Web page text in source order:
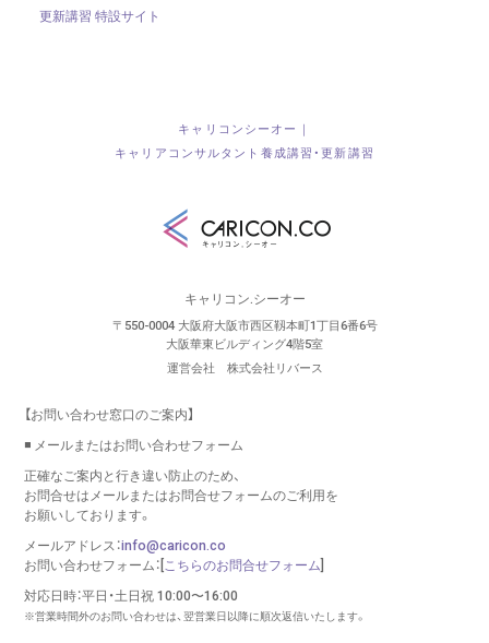
更新講習 特設サイト
キャリコンシーオー｜
キャリアコンサルタント養成講習・更新講習
キャリコン.シーオー
〒550-0004 大阪府大阪市西区靱本町1丁目6番6号
大阪華東ビルディング4階5室
運営会社 株式会社リバース
【お問い合わせ窓口のご案内】
◾️ メールまたはお問い合わせフォーム
正確なご案内と行き違い防止のため、
お問合せはメールまたはお問合せフォームのご利用を
お願いしております。
メールアドレス：info@caricon.co
お問い合わせフォーム：[こちらのお問合せフォーム]
対応日時：平日・土日祝 10:00〜16:00
※営業時間外のお問い合わせは、翌営業日以降に順次返信いたします。